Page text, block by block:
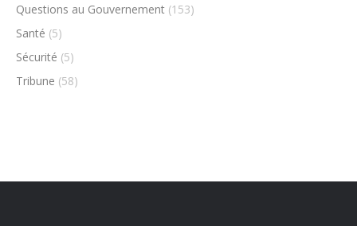
Questions au Gouvernement (153)
Santé (5)
Sécurité (5)
Tribune (58)